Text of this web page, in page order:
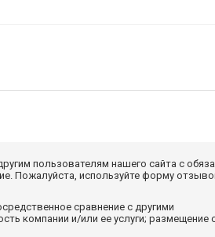
пользователям нашего сайта с
Пожалуйста, используйте форму
сравнение с другими
компании и/или ее услуги; размещение